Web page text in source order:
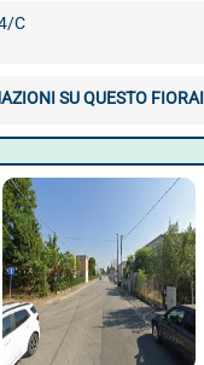
C
SU QUESTO FIORAI